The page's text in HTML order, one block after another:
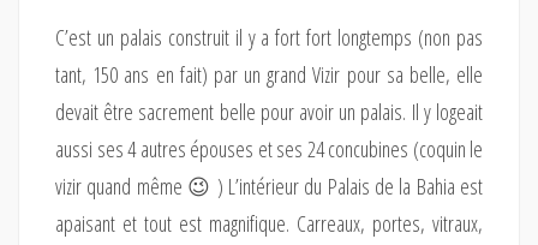
C’est un palais construit il y a fort fort longtemps (non pas
tant, 150 ans en fait) par un grand Vizir pour sa belle, elle
devait être sacrement belle pour avoir un palais. Il y logeait
aussi ses 4 autres épouses et ses 24 concubines (coquin le
vizir quand même 😉 ) L’intérieur du Palais de la Bahia est
apaisant et tout est magnifique. Carreaux, portes, vitraux,